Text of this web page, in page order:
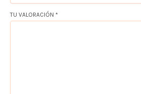
TU VALORACIÓN *